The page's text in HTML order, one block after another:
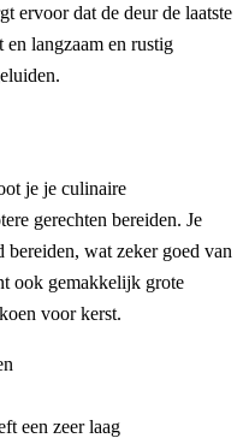
ervoor dat de deur de laatste
langzaam en rustig
je je culinaire
gerechten bereiden. Je
wat zeker goed van
ook gemakkelijk grote
voor kerst.
een zeer laag